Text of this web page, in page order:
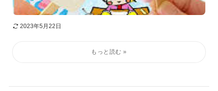
2023年5月22日